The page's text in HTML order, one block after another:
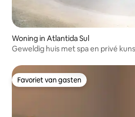
Woning in Atlantida Sul
Geweldig huis met spa en privé
Favoriet van gasten
Favoriet van gasten